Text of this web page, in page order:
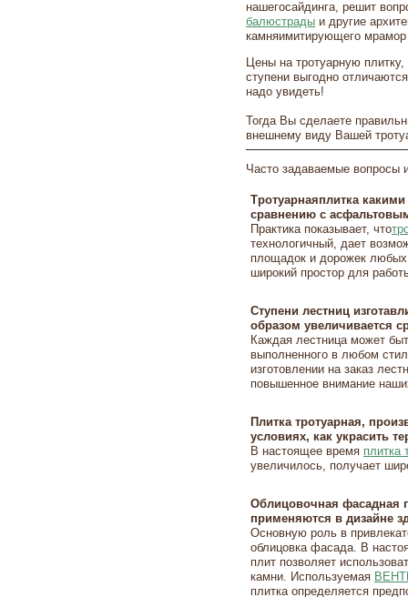
нашегосайдинга, решит
балюстрады и другие
камняимитирующего мрамор
Цены на тротуарную
ступени выгодно
надо увидеть!
Тогда Вы сделаете
внешнему виду Вашей
Часто задаваемые вопросы
Тротуарнаяплитка
сравнению с
Практика показывает, что
технологичный, дает
площадок и дорожек
широкий простор для
Ступени лестниц
образом увеличивается
Каждая лестница может
выполненного в любом
изготовлении на заказ
повышенное внимание
Плитка тротуарная,
условиях, как украсить
В настоящее время плитка
увеличилось, получает
Облицовочная фасадная
применяются в дизайне
Основную роль в
облицовка фасада. В
плит позволяет
камни. Используемая
плитка определяется